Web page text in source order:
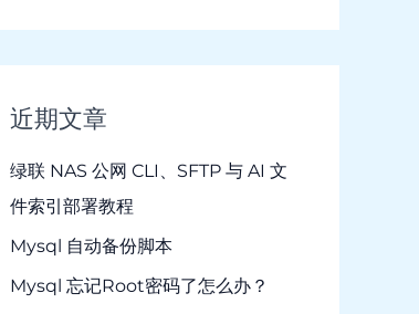
近期文章
绿联 NAS 公网 CLI、SFTP 与 AI 文
件索引部署教程
Mysql 自动备份脚本
Mysql 忘记Root密码了怎么办？